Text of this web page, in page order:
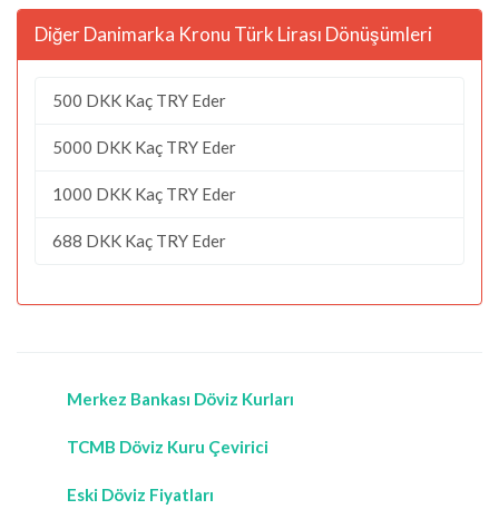
Diğer Danimarka Kronu Türk Lirası Dönüşümleri
500 DKK Kaç TRY Eder
5000 DKK Kaç TRY Eder
1000 DKK Kaç TRY Eder
688 DKK Kaç TRY Eder
Merkez Bankası Döviz Kurları
TCMB Döviz Kuru Çevirici
Eski Döviz Fiyatları